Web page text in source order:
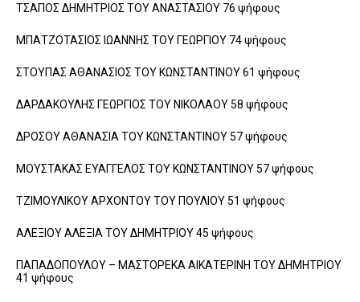
ΤΣΑΠΟΣ ΔΗΜΗΤΡΙΟΣ ΤΟΥ ΑΝΑΣΤΑΣΙΟΥ 76 ψήφους
ΜΠΑΤΖΟΤΑΣΙΟΣ ΙΩΑΝΝΗΣ ΤΟΥ ΓΕΩΡΓΙΟΥ 74 ψήφους
ΣΤΟΥΠΑΣ ΑΘΑΝΑΣΙΟΣ ΤΟΥ ΚΩΝΣΤΑΝΤΙΝΟΥ 61 ψήφους
ΔΑΡΔΑΚΟΥΛΗΣ ΓΕΩΡΓΙΟΣ ΤΟΥ ΝΙΚΟΛΑΟΥ 58 ψήφους
ΔΡΟΣΟΥ ΑΘΑΝΑΣΙΑ ΤΟΥ ΚΩΝΣΤΑΝΤΙΝΟΥ 57 ψήφους
ΜΟΥΣΤΑΚΑΣ ΕΥΑΓΓΕΛΟΣ ΤΟΥ ΚΩΝΣΤΑΝΤΙΝΟΥ 57 ψήφους
ΤΖΙΜΟΥΛΙΚΟΥ ΑΡΧΟΝΤΟΥ ΤΟΥ ΠΟΥΛΙΟΥ 51 ψήφους
ΑΛΕΞΙΟΥ ΑΛΕΞΙΑ ΤΟΥ ΔΗΜΗΤΡΙΟΥ 45 ψήφους
ΠΑΠΑΔΟΠΟΥΛΟΥ – ΜΑΣΤΟΡΕΚΑ ΑΙΚΑΤΕΡΙΝΗ ΤΟΥ ΔΗΜΗΤΡΙΟΥ
41 ψήφους